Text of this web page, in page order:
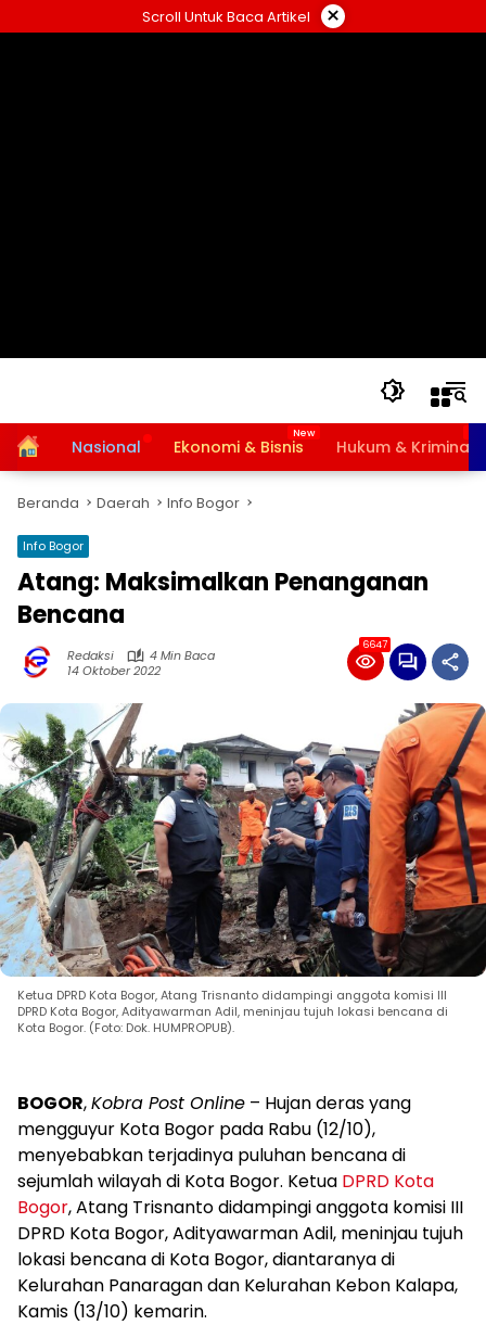
ke
Scroll Untuk Baca Artikel ×
HomeNasional Ekonomi & Bisnis Hukum & Kriminal
Beranda Daerah Info Bogor
Info Bogor
Atang: Maksimalkan Penanganan
Bencana
Redaksi
4 Min Baca
14 Oktober 2022
6647
Ketua DPRD Kota Bogor, Atang Trisnanto didampingi anggota komisi III
DPRD Kota Bogor, Adityawarman Adil, meninjau tujuh lokasi bencana di
Kota Bogor. (Foto: Dok. HUMPROPUB).
BOGOR,Kobra Post Online – Hujan deras yang
mengguyur Kota Bogor pada Rabu (12/10),
menyebabkan terjadinya puluhan bencana di
sejumlah wilayah di Kota Bogor. Ketua DPRD Kota
Bogor, Atang Trisnanto didampingi anggota komisi III
DPRD Kota Bogor, Adityawarman Adil, meninjau tujuh
lokasi bencana di Kota Bogor, diantaranya di
Kelurahan Panaragan dan Kelurahan Kebon Kalapa,
Kamis (13/10) kemarin.